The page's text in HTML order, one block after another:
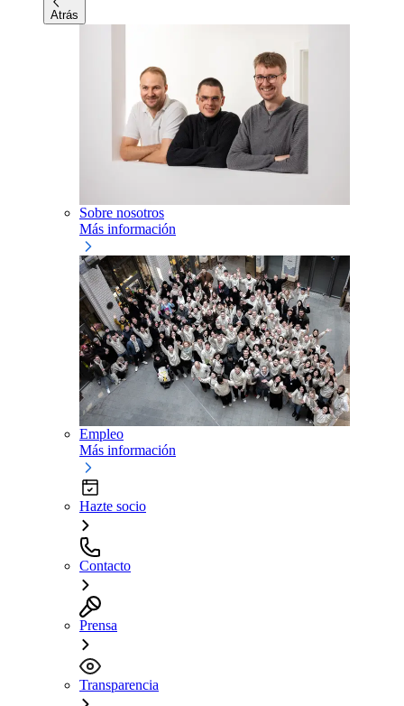
Atrás
Sobre nosotros
Más información
Empleo
Más información
Hazte socio
Contacto
Prensa
Transparencia